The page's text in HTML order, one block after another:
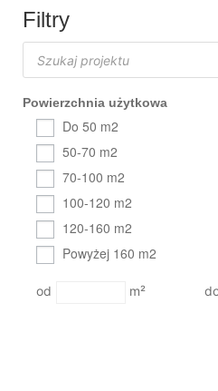
Filtry
Powierzchnia użytkowa
Do 50 m2
50-70 m2
70-100 m2
100-120 m2
120-160 m2
Powyżej 160 m2
m²